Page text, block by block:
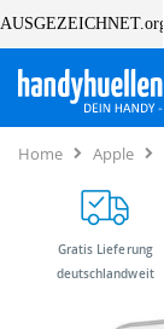
AUSGEZEICHNET.org
Home Apple
Gratis Lieferung
deutschlandweit